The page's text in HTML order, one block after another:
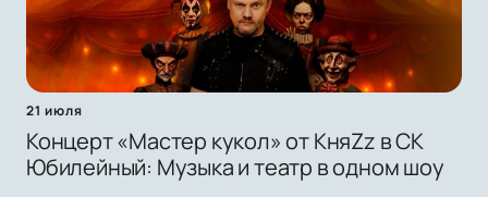
21 июля
Концерт «Мастер кукол» от КняZz в СК
Юбилейный: Музыка и театр в одном шоу